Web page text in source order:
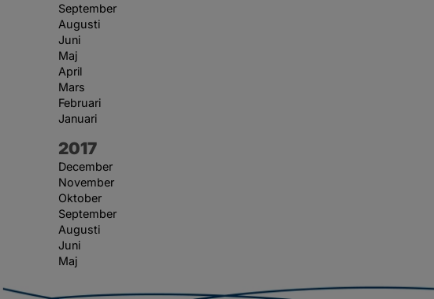
September
Augusti
Juni
Maj
April
Mars
Februari
Januari
År:
2017
December
November
Oktober
September
Augusti
Juni
Maj